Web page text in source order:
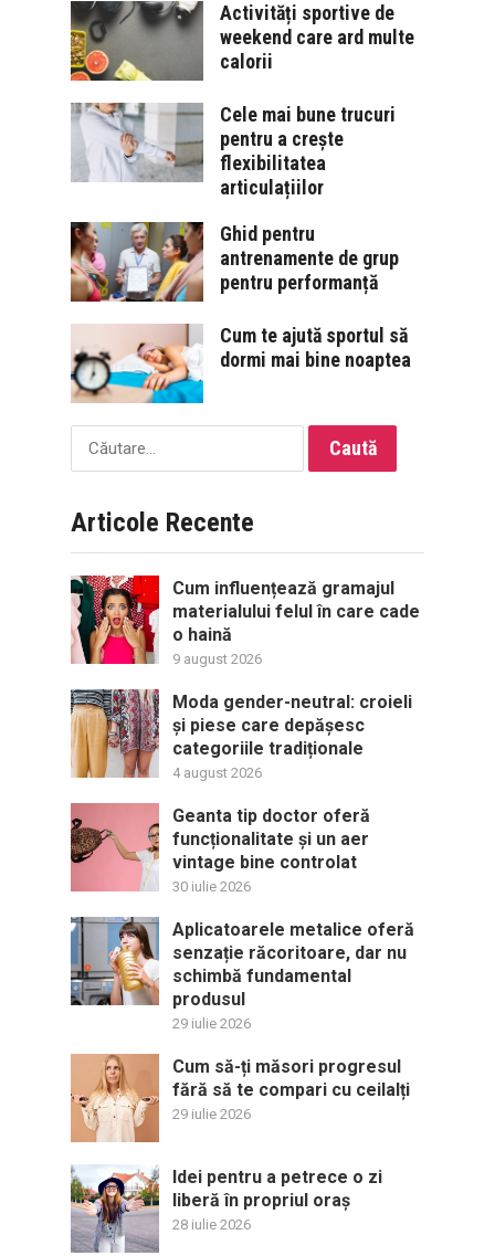
Activități sportive de
weekend care ard multe
calorii
Cele mai bune trucuri
pentru a crește
flexibilitatea
articulațiilor
Ghid pentru
antrenamente de grup
pentru performanță
Cum te ajută sportul să
dormi mai bine noaptea
Caută
după:
Articole Recente
Cum influențează gramajul
materialului felul în care cade
o haină
9 august 2026
Moda gender-neutral: croieli
și piese care depășesc
categoriile tradiționale
4 august 2026
Geanta tip doctor oferă
funcționalitate și un aer
vintage bine controlat
30 iulie 2026
Aplicatoarele metalice oferă
senzație răcoritoare, dar nu
schimbă fundamental
produsul
29 iulie 2026
Cum să-ți măsori progresul
fără să te compari cu ceilalți
29 iulie 2026
Idei pentru a petrece o zi
liberă în propriul oraș
28 iulie 2026